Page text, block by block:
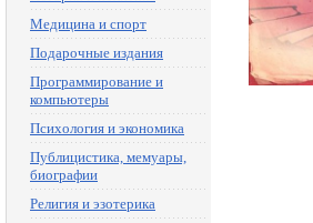
Медицина и спорт
Подарочные издания
Программирование и
компьютеры
Психология и экономика
Публицистика, мемуары,
биографии
Религия и эзотерика